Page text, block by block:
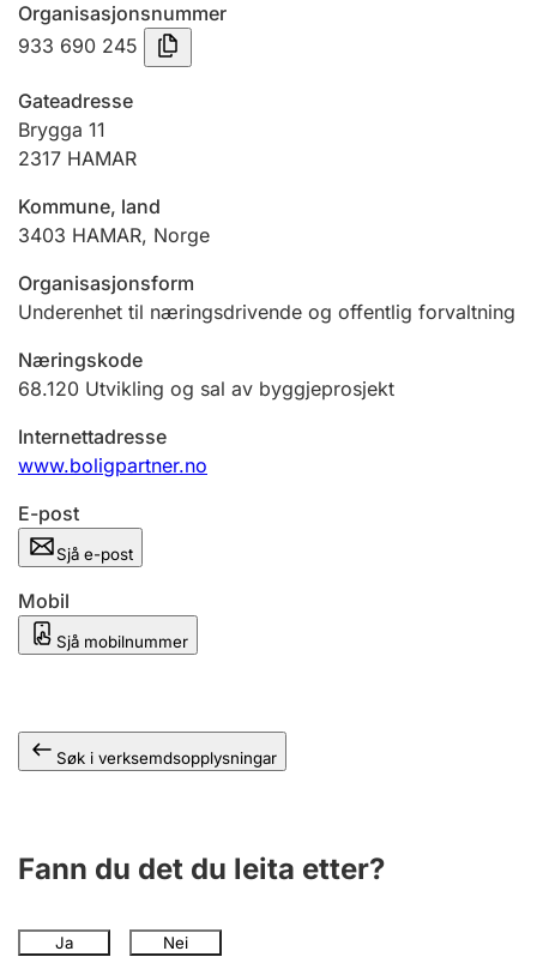
Tinglysing
Jeger
Betaling og jegeravgiftskort
Ektepaktrettleiaren
Organisasjonsnummer
933 690 245
Gateadresse
Brygga 11
2317 HAMAR
Kommune, land
3403 HAMAR, Norge
Organisasjonsform
Underenhet til næringsdrivende og offentlig forvaltning
Næringskode
68.120 Utvikling og sal av byggjeprosjekt
Internettadresse
www.boligpartner.no
E-post
Sjå e-post
Mobil
Sjå mobilnummer
Søk i verksemdsopplysningar
Fann du det du leita etter?
Ja Nei